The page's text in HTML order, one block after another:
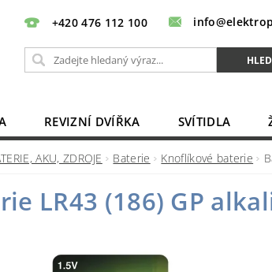
+420 476 112 100
REVIZNÍ DVÍŘKA SVÍTIDLA
AKU, ZDROJE Baterie Knoflíkové baterie
LR43 (186) GP